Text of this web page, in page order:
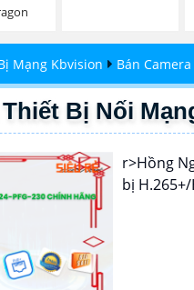
Mạng Kbvision Bán
Bị Nối
r>Hồng
bị